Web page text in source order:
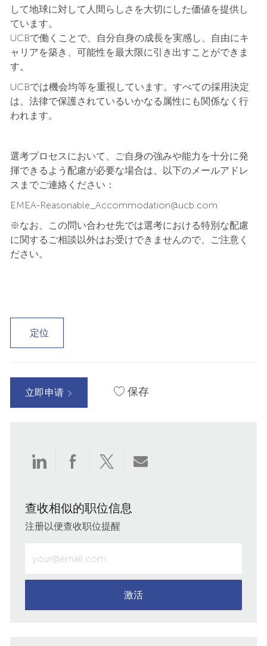
して地球に対して人間らしさを大切にした価値を提供し
ています。
UCBで働くことで、自分自身の成長を実感し、自由にキ
ャリアを築き、可能性を最大限に引き出すことができま
す。
UCBでは機会均等を重視しています。すべての採用決定
は、法律で保護されているいかなる属性にも関係なく行
われます。
選考プロセスにおいて、ご自身の強みや能力を十分に発
揮できるよう配慮が必要な場合は、以下のメールアドレ
スまでご連絡ください：
EMEA-Reasonable_Accommodation@ucb.com
※なお、この問い合わせ先では選考における特別な配慮
に関するご相談以外はお受けできませんので、ご注意く
ださい。
定位
立即申请 保存
通
LinkedInFacebook
通
twitter
通
查收相似的职位信息
注册以便查收职位提醒
入
电
邮
激活